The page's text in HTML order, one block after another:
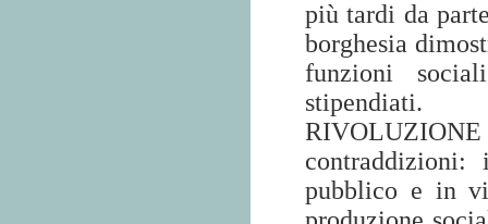
più tardi da
borghesia
funzioni
stipendiati.
contraddizioni:
pubblico e in